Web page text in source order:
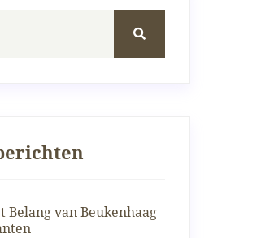
Belang van Beukenhaag